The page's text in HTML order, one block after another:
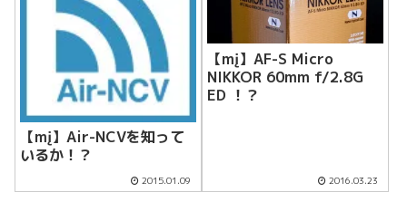
【mį】Air-NCVを知って
いるか！？
2015.01.09
【mį】AF-S Micro
NIKKOR 60mm f/2.8G
ED ！？
2016.03.23